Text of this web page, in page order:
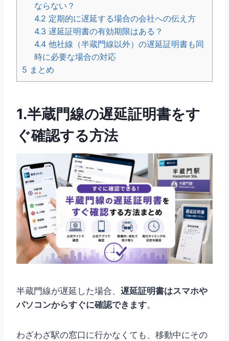
ならない？
4.2 定期的に遅延する場合の会社への伝え方
4.3 遅延証明書の有効期限はある？
4.4 他社線（半蔵門線以外）の遅延証明書も同
時に必要な場合の対応
5 まとめ
1.半蔵門線の遅延証明書をす
ぐ確認する方法
半蔵門線が遅延した場合、 遅延証明書はスマホや
パソコンからすぐに確認できます。
わざわざ駅の窓口に行かなくても、移動中にその